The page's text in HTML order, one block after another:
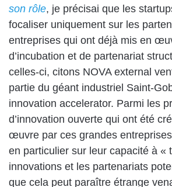
son rôle, je précisai que les
focaliser uniquement sur les
entreprises qui ont déjà mis en
d’incubation et de partenariat
celles-ci, citons NOVA external
partie du géant industriel Saint-
innovation accelerator. Parmi les
d’innovation ouverte qui ont été
œuvre par ces grandes
en particulier sur leur capacité à «
innovations et les partenariats
que cela peut paraître étrange